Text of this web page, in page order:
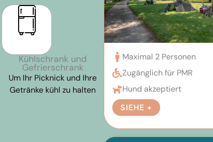
Kühlschrank und
Gefrierschrank
Um Ihr Picknick und Ihre
Getränke kühl zu halten
Maximal 2 Personen
Zugänglich für PMR
Hund akzeptiert
SIEHE +